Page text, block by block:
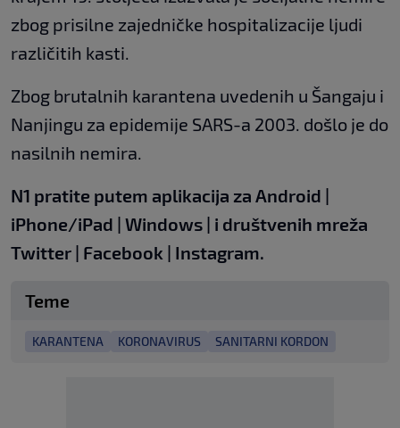
zbog prisilne zajedničke hospitalizacije ljudi
različitih kasti.
Zbog brutalnih karantena uvedenih u Šangaju i
Nanjingu za epidemije SARS-a 2003. došlo je do
nasilnih nemira.
N1 pratite putem aplikacija za Android |
iPhone/iPad | Windows | i društvenih mreža
Twitter | Facebook | Instagram.
Teme
KARANTENA KORONAVIRUS SANITARNI KORDON